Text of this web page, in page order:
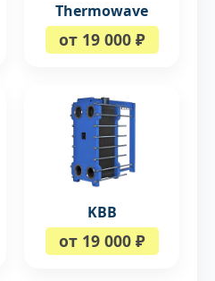
Thermowave
от 19 000 ₽
KBB
от 19 000 ₽